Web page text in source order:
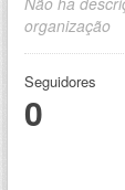
organização
Seguidores
0